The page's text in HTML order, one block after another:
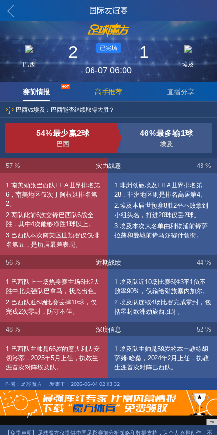
国际友谊赛
巴西
2 已完场 1
06-07 06:00
埃及
赛前情报 高手推荐 直播分享
巴西vs埃及：巴西能否继续取得大胜？
54%最少赢2球
巴西
46%最多输1球
埃及
实力战意
57 %
1.南美劲旅巴西队FIFA世界排名第
6，南美地区仅次于阿根廷排名第
2。
2.两队此前6次交锋巴西队6战全
胜，其中4次能够净胜1球以上。
3.巴西队本次南美区世预赛仅仅排
名第五，是历届最差表现。
43 %
1.非洲劲旅埃及FIFA世界排名第
28，非洲地区则是排名高居第4。
2.埃及本届世预赛8胜2平不败拿到
小组头名，打进20球仅丢2球。
3.埃及本次大名单由利物浦前锋萨
拉赫和曼城前锋马尔穆什领衔。
近期战绩
56 %
1.巴西队上一场热身赛主场6比2大
胜中北美强队巴拿马，状态出色。
2.巴西队近8场比赛丢掉10球，仅
完成2次零封，防守不佳。
44 %
1.埃及队近10场比赛6胜3平1负不
败率90%，仅输给劲旅塞内加尔。
2.埃及队连续4场比赛完成零封，包
括零封欧洲劲旅西班牙。
深度信息
48 %
1.巴西队主帅是66岁的意大利人安
切洛蒂，2025年5月上任，执教生
涯首次对阵埃及队。
52 %
1.埃及队主帅是59岁的本土教练‌胡
萨姆·哈桑，2024年2月上任，执教
生涯首次对阵巴西队。
作者：足球魔方 发表于：2026-06-04 02:03:32
【免责声明】足球魔方仅提供中国足彩赛前分析策略和数据支持，为个人兴趣创作，不